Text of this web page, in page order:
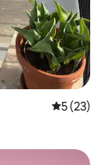
5 av 5 i
5 (23)